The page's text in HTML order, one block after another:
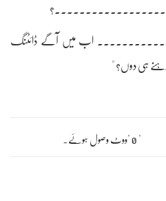
کیا"۔۔۔۔۔۔۔۔۔۔۔۔۔۔۔۔۔۔؟
اب میں آگے ڈائٹنگ
ہی دوں؟ "
" 0 "ووٹ وصول ہوئے۔